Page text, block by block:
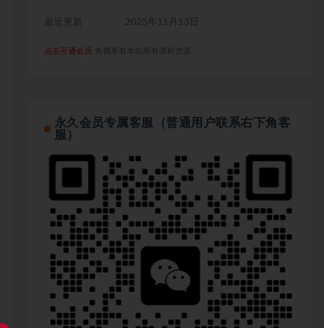
最近更新 2025年11月13日
点击开通会员 免费享有本站所有课程资源
永久会员专属客服（普通用户联系右下角客
服）